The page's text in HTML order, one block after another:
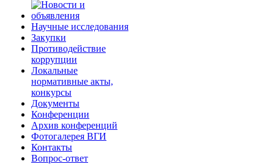
Научные исследования
Закупки
Противодействие
коррупции
Локальные
нормативные акты,
конкурсы
Документы
Конференции
Архив конференций
Фотогалерея ВГИ
Контакты
Вопрос-ответ